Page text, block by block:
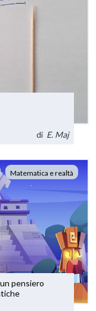
di E. Maj
Matematica e realtà
pensiero